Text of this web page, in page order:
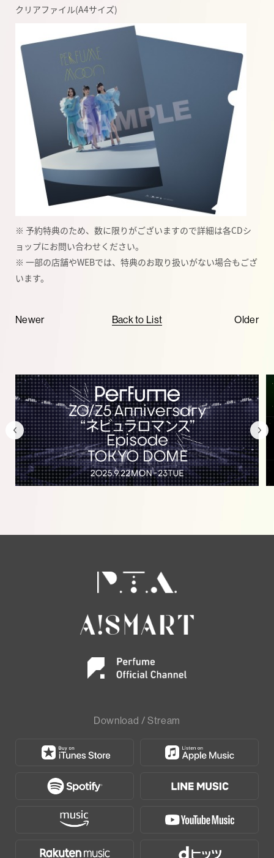
クリアファイル(A4サイズ)
※ 予約特典のため、数に限りがございますので詳細は各CDシ
ョップにお問い合わせください。
※ 一部の店舗やWEBでは、特典のお取り扱いがない場合もござ
います。
Newer Back to List Older
Download / Stream